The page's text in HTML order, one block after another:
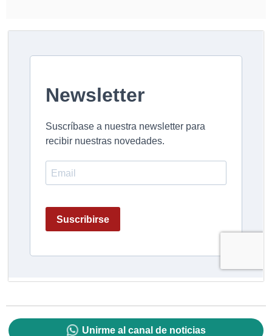
Unirme al canal de noticias